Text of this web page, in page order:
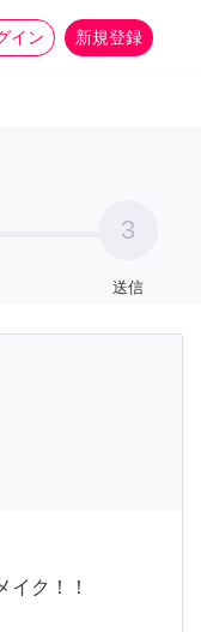
イン 新規登録
事 more_horiz
3
送信
イク！！